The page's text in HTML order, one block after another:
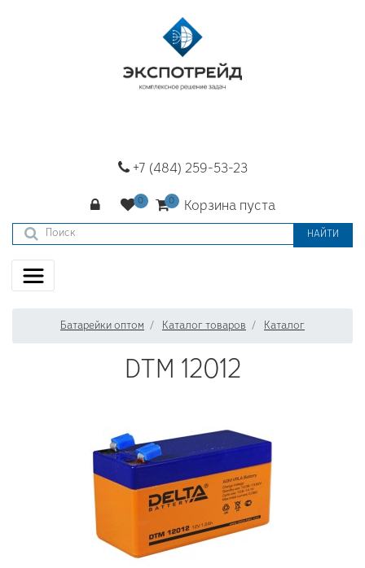
+7 (484) 259-53-23
Корзина пуста
НАЙТИ
Батарейки оптом Каталог товаров Каталог
DTM 12012